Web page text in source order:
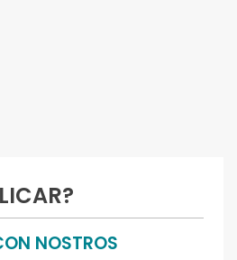
NOSTROS